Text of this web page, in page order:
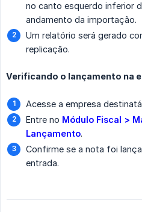
no canto esquerdo inferior
andamento da importação.
Um relatório será gerado
replicação.
Verificando o lançamento na
Acesse a empresa
Entre no Módulo Fiscal >
Lançamento.
Confirme se a nota foi
entrada.